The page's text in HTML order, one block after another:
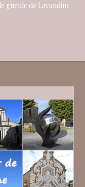
gueule de Lavandine